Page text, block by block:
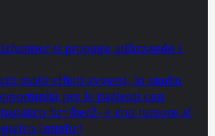
si propaga utilizzando i
molti effetti avversi, lo studio
per le pazienti con
hr+/her2- e con tumore al
(mtnbc)